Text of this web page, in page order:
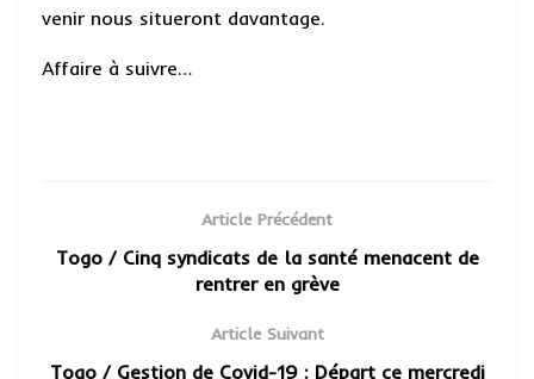
venir nous situeront davantage.
Affaire à suivre…
Article Précédent
Togo / Cinq syndicats de la santé menacent de
rentrer en grève
Article Suivant
Togo / Gestion de Covid-19 : Départ ce mercredi